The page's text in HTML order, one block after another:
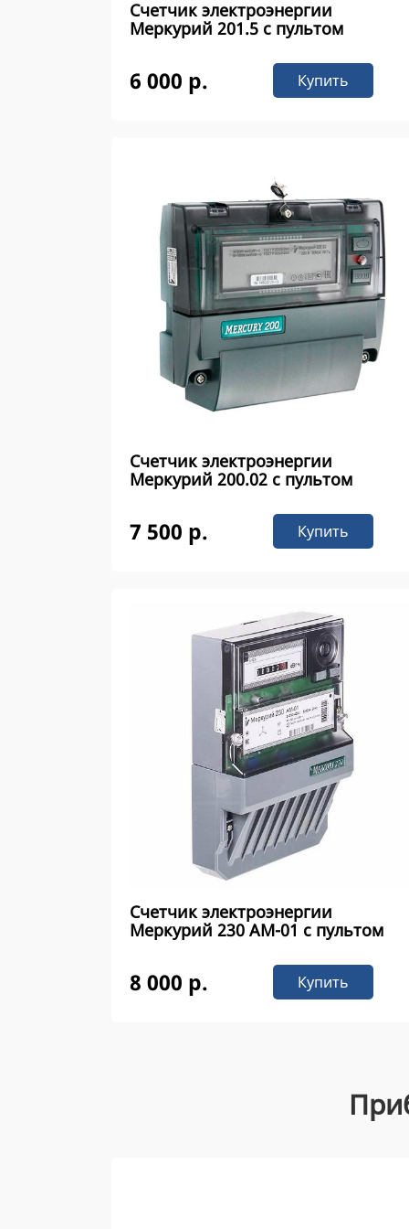
Счетчик электроэнергии
Меркурий 201.5 с пультом
6 000 р. Купить
Счетчик электроэнергии
Меркурий 200.02 с пультом
7 500 р. Купить
Счетчик электроэнергии
Меркурий 230 AM-01 с пультом
8 000 р. Купить